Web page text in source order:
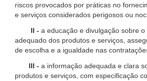
riscos provocados por práticas no
e serviços considerados perigosos ou
II - a educação e divulgação sobre o
adequado dos produtos e serviços,
de escolha e a igualdade nas
III - a informação adequada e clara
produtos e serviços, com especificação